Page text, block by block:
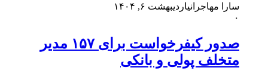
سارا مهاجرانیاردیبهشت ۶, ۱۴۰۴
۰
صدور کیفرخواست برای ۱۵۷ مدیر
متخلف پولی و بانکی